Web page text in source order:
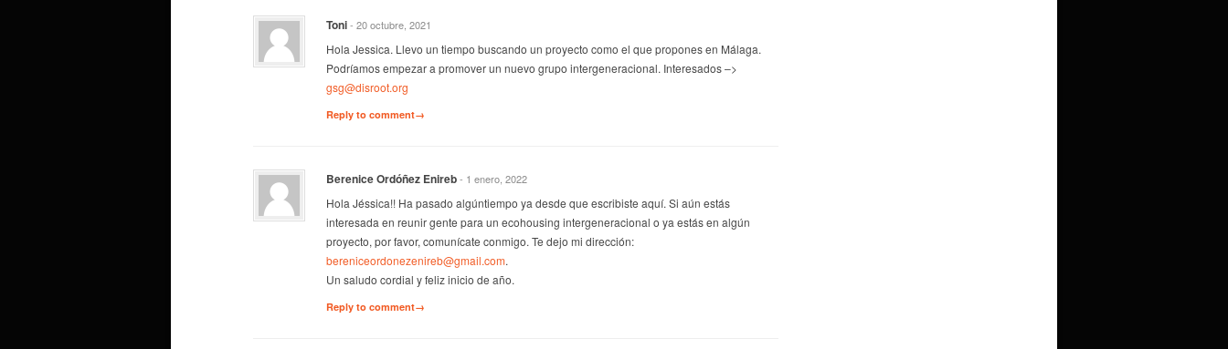
Toni- 20 octubre, 2021
Hola Jessica. Llevo un tiempo buscando un proyecto como el que propones en Málaga.
Podríamos empezar a promover un nuevo grupo intergeneracional. Interesados –>
gsg@disroot.org
Reply to comment→
Berenice Ordóñez Enireb- 1 enero, 2022
Hola Jéssica!! Ha pasado algúntiempo ya desde que escribiste aquí. Si aún estás
interesada en reunir gente para un ecohousing intergeneracional o ya estás en algún
proyecto, por favor, comunícate conmigo. Te dejo mi dirección:
bereniceordonezenireb@gmail.com.
Un saludo cordial y feliz inicio de año.
Reply to comment→